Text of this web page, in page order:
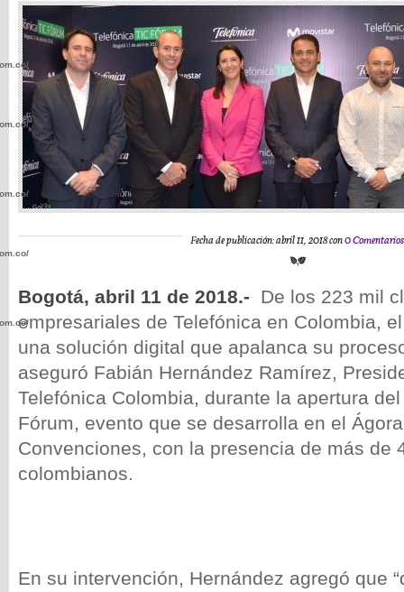
Fecha de publicación: abril 11, 2018 con0 Comentarios
Bogotá, abril 11 de 2018.- De los 223 mil
empresariales de Telefónica en Colombia,
una solución digital que apalanca su
aseguró Fabián Hernández Ramírez,
Telefónica Colombia, durante la apertura
Fórum, evento que se desarrolla en el
Convenciones, con la presencia de más de
colombianos.
En su intervención, Hernández agregó que
wp-
wp-
wp-
wp-
wp-